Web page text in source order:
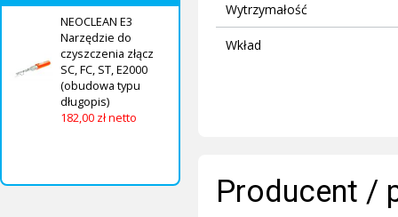
NEOCLEAN E3
Narzędzie do
czyszczenia złącz
SC, FC, ST, E2000
(obudowa typu
długopis)
182,00 zł netto
Wytrzymałość
Wkład
Producent /